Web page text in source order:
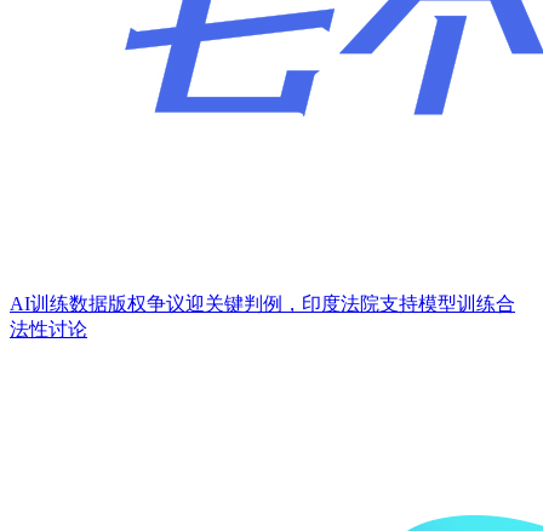
AI训练数据版权争议迎关键判例，印度法院支持模型训练合
法性讨论